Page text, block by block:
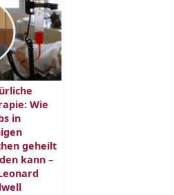
Wie
in
geheilt
kann –